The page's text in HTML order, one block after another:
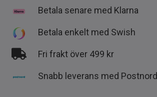
Betala senare med Klarna
Betala enkelt med Swish
Fri frakt över 499 kr
Snabb leverans med Postnord